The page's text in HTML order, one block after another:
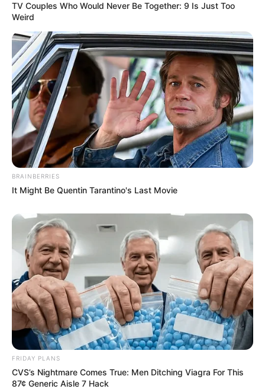
TV Couples Who Would Never Be Together: 9 Is Just Too
Weird
BRAINBERRIES
It Might Be Quentin Tarantino's Last Movie
FRIDAY PLANS
CVS’s Nightmare Comes True: Men Ditching Viagra For This
87¢ Generic Aisle 7 Hack